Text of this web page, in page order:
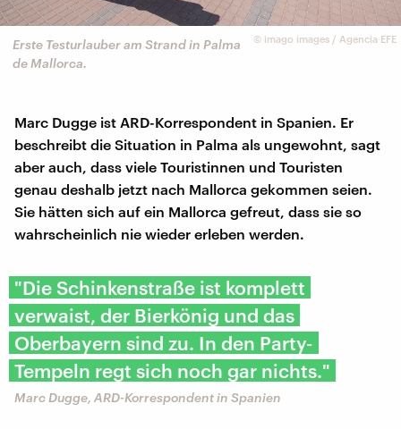
© imago images / Agencia EFE
Erste Testurlauber am Strand in Palma
de Mallorca.
Marc Dugge ist ARD-Korrespondent in Spanien. Er
beschreibt die Situation in Palma als ungewohnt, sagt
aber auch, dass viele Touristinnen und Touristen
genau deshalb jetzt nach Mallorca gekommen seien.
Sie hätten sich auf ein Mallorca gefreut, dass sie so
wahrscheinlich nie wieder erleben werden.
"Die Schinkenstraße ist komplett
verwaist, der Bierkönig und das
Oberbayern sind zu. In den Party-
Tempeln regt sich noch gar nichts."
Marc Dugge, ARD-Korrespondent in Spanien